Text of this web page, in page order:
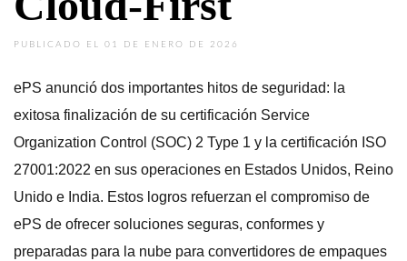
PUBLICADO EL 01 DE ENERO DE 2026
ePS anunció dos importantes hitos de seguridad: la
exitosa finalización de su certificación Service
Organization Control (SOC) 2 Type 1 y la certificación ISO
27001:2022 en sus operaciones en Estados Unidos, Reino
Unido e India. Estos logros refuerzan el compromiso de
ePS de ofrecer soluciones seguras, conformes y
preparadas para la nube para convertidores de empaques